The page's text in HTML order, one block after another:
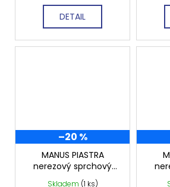
DETAIL
–20 %
MANUS PIASTRA
nerezový sprchový
kanálek 1050x130x55
Skladem (1 ks)